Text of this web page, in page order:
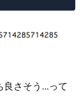
さそう...って